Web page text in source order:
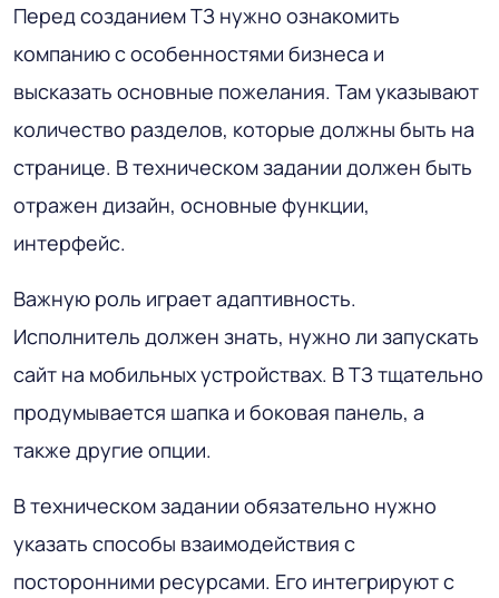
Перед созданием ТЗ нужно ознакомить
компанию с особенностями бизнеса и
высказать основные пожелания. Там указывают
количество разделов, которые должны быть на
странице. В техническом задании должен быть
отражен дизайн, основные функции,
интерфейс.
Важную роль играет адаптивность.
Исполнитель должен знать, нужно ли запускать
сайт на мобильных устройствах. В ТЗ тщательно
продумывается шапка и боковая панель, а
также другие опции.
В техническом задании обязательно нужно
указать способы взаимодействия с
посторонними ресурсами. Его интегрируют с